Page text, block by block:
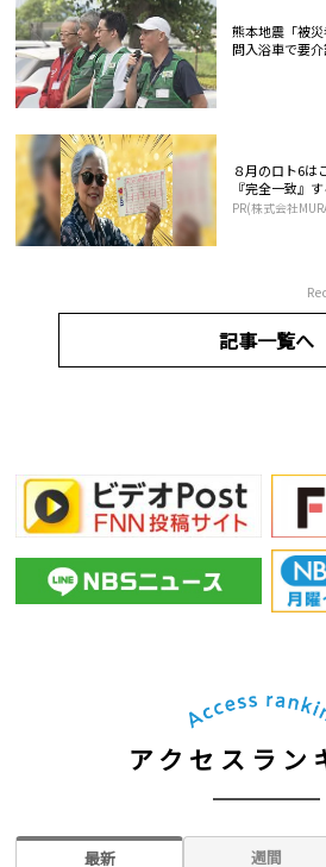
熊本地震「被
問入浴車で要
８月のロト6は
『完全一致』
PR(株式会社
記事一覧へ
アクセスラン
最新 週間